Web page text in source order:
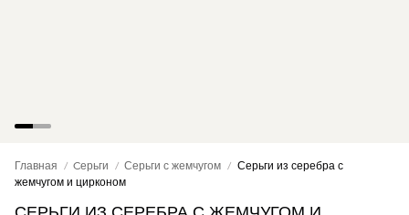
Главная Cерьги Серьги с жемчугом
Серьги из серебра с
жемчугом и цирконом